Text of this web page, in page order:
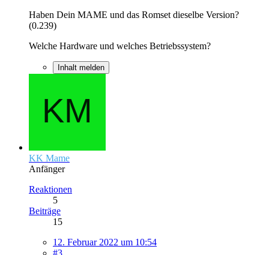
Haben Dein MAME und das Romset dieselbe Version?
(0.239)
Welche Hardware und welches Betriebssystem?
Inhalt melden
KK Mame
Anfänger
Reaktionen
5
Beiträge
15
12. Februar 2022 um 10:54
#3